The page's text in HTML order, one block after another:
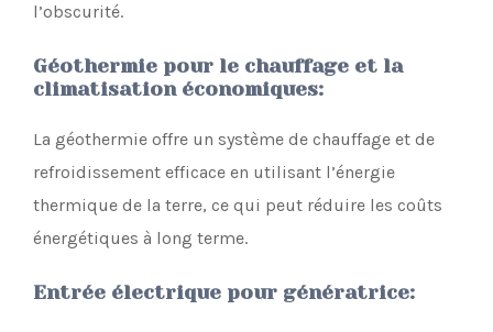
l’obscurité.
Géothermie pour le chauffage et la
climatisation économiques:
La géothermie offre un système de chauffage et de
refroidissement efficace en utilisant l’énergie
thermique de la terre, ce qui peut réduire les coûts
énergétiques à long terme.
Entrée électrique pour génératrice: